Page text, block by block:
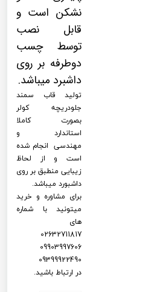
نشکن است و
قابل نصب
توسط چسب
دوطرفه بر روی
داشبرد میباشد.
تولید قاب سمند
جلودریچه کولر
بصورت کاملا
استاندارد و
مهندسی انجام شده
است و از لحاظ
زیبایی منطبق بر روی
داشبورد میباشد.
برای مشاوره و خرید
میتونید با شماره
های
02632711817
09903997606
09399922490
در ارتباط باشید.